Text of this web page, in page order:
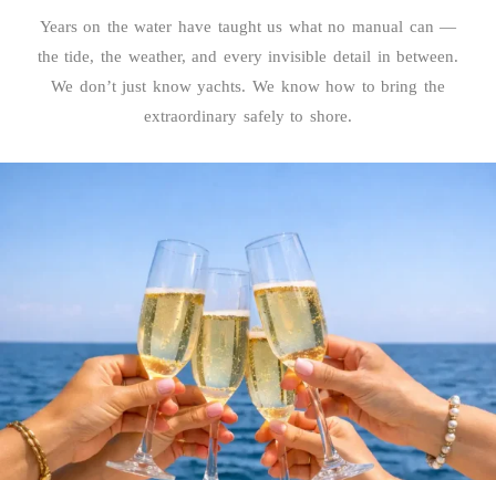
Years on the water have taught us what no manual can —
the tide, the weather, and every invisible detail in between.
We don’t just know yachts. We know how to bring the
extraordinary safely to shore.